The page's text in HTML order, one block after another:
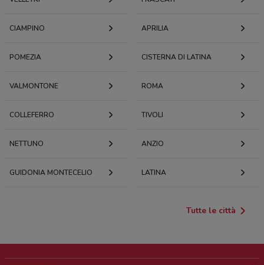
CIAMPINO APRILIA
POMEZIA CISTERNA DI LATINA
VALMONTONE ROMA
COLLEFERRO TIVOLI
NETTUNO ANZIO
GUIDONIA MONTECELIO LATINA
Tutte le città